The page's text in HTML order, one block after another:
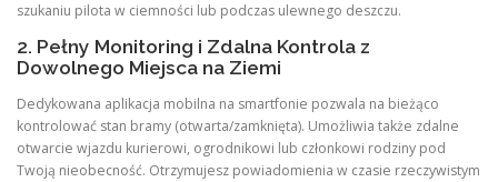
szukaniu pilota w ciemności lub podczas ulewnego deszczu.
2. Pełny Monitoring i Zdalna Kontrola z
Dowolnego Miejsca na Ziemi
Dedykowana aplikacja mobilna na smartfonie pozwala na bieżąco
kontrolować stan bramy (otwarta/zamknięta). Umożliwia także zdalne
otwarcie wjazdu kurierowi, ogrodnikowi lub członkowi rodziny pod
Twoją nieobecność. Otrzymujesz powiadomienia w czasie rzeczywistym